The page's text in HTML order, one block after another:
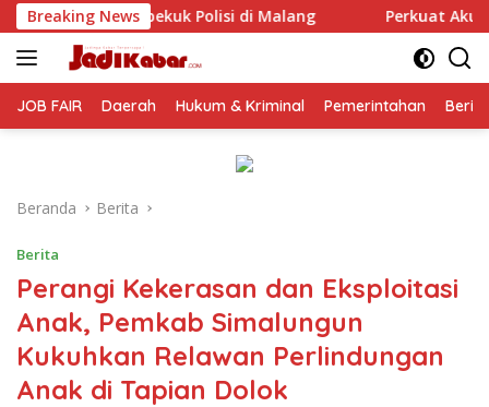
Langsung
ke
konten
Breaking News
di Malang Perkuat Akuntabilitas Dana BOS, Disdik
JOB FAIR Daerah Hukum & Kriminal Pemerintahan
Beranda Berita
Berita
Perangi Kekerasan dan Eksploitasi
Anak, Pemkab Simalungun
Kukuhkan Relawan Perlindungan
Anak di Tapian Dolok